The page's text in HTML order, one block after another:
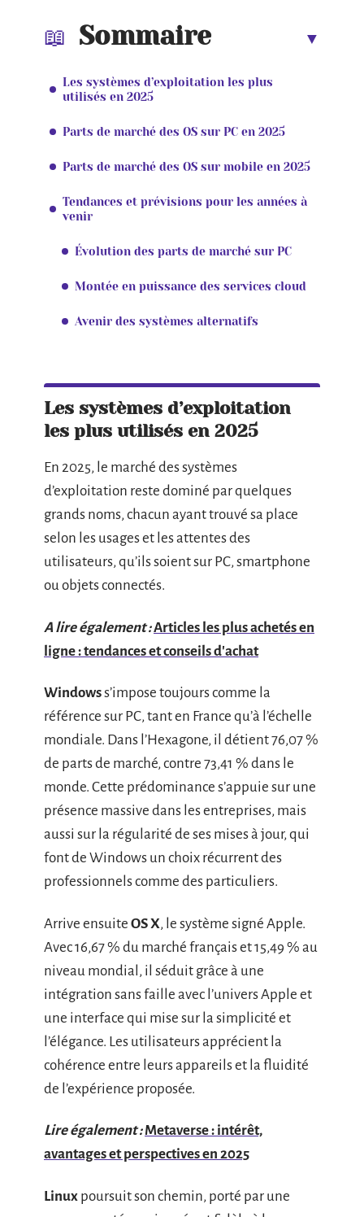
Sommaire
Les systèmes d’exploitation les plus
utilisés en 2025
Parts de marché des OS sur PC en 2025
Parts de marché des OS sur mobile en 2025
Tendances et prévisions pour les années à
venir
Évolution des parts de marché sur PC
Montée en puissance des services cloud
Avenir des systèmes alternatifs
Les systèmes d’exploitation
les plus utilisés en 2025
En 2025, le marché des systèmes
d’exploitation reste dominé par quelques
grands noms, chacun ayant trouvé sa place
selon les usages et les attentes des
utilisateurs, qu’ils soient sur PC, smartphone
ou objets connectés.
A lire également :Articles les plus achetés en
ligne : tendances et conseils d'achat
Windowss’impose toujours comme la
référence sur PC, tant en France qu’à l’échelle
mondiale. Dans l’Hexagone, il détient 76,07 %
de parts de marché, contre 73,41 % dans le
monde. Cette prédominance s’appuie sur une
présence massive dans les entreprises, mais
aussi sur la régularité de ses mises à jour, qui
font de Windows un choix récurrent des
professionnels comme des particuliers.
Arrive ensuite OS X, le système signé Apple.
Avec 16,67 % du marché français et 15,49 % au
niveau mondial, il séduit grâce à une
intégration sans faille avec l’univers Apple et
une interface qui mise sur la simplicité et
l’élégance. Les utilisateurs apprécient la
cohérence entre leurs appareils et la fluidité
de l’expérience proposée.
Lire également : Metaverse : intérêt,
avantages et perspectives en 2025
Linux poursuit son chemin, porté par une